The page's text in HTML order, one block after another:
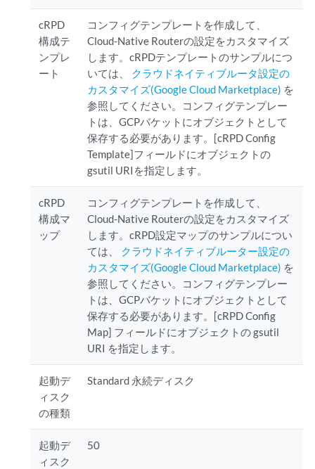
cRPD
構成テ
ンプレ
ート
コンフィグテンプレートを作成して、
Cloud-Native Routerの設定をカスタマイズ
します。cRPDテンプレートのサンプルにつ
いては、 クラウドネイティブルータ設定の
カスタマイズ(Google Cloud Marketplace) を
参照してください。コンフィグテンプレー
トは、GCPバケットにオブジェクトとして
保存する必要があります。[cRPD Config
Template]フィールドにオブジェクトの
gsutil URIを指定します。
cRPD
構成マ
ップ
コンフィグテンプレートを作成して、
Cloud-Native Routerの設定をカスタマイズ
します。cRPD設定マップのサンプルについ
ては、 クラウドネイティブルーター設定の
カスタマイズ(Google Cloud Marketplace) を
参照してください。コンフィグテンプレー
トは、GCPバケットにオブジェクトとして
保存する必要があります。[cRPD Config
Map] フィールドにオブジェクトの gsutil
URI を指定します。
起動デ
ィスク
の種類
Standard 永続ディスク
起動デ
ィスク
50